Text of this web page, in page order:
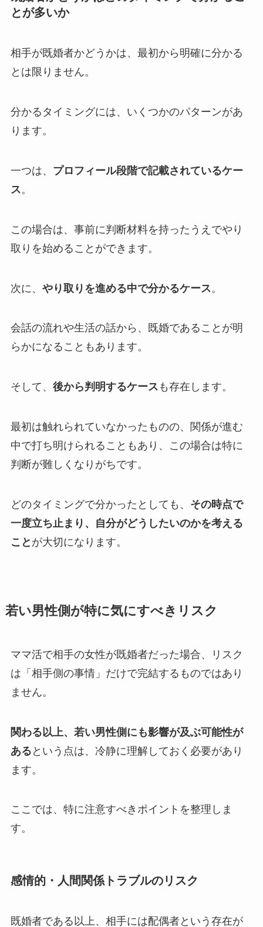
とが多いか
相手が既婚者かどうかは、最初から明確に分かる
とは限りません。
分かるタイミングには、いくつかのパターンがあ
ります。
一つは、 プロフィール段階で記載されているケー
ス。
この場合は、事前に判断材料を持ったうえでやり
取りを始めることができます。
次に、 やり取りを進める中で分かるケース。
会話の流れや生活の話から、既婚であることが明
らかになることもあります。
そして、 後から判明するケース も存在します。
最初は触れられていなかったものの、関係が進む
中で打ち明けられることもあり、この場合は特に
判断が難しくなりがちです。
どのタイミングで分かったとしても、 その時点で
一度立ち止まり、自分がどうしたいのかを考える
こと が大切になります。
若い男性側が特に気にすべきリスク
ママ活で相手の女性が既婚者だった場合、リスク
は「相手側の事情」だけで完結するものではあり
ません。
関わる以上、若い男性側にも影響が及ぶ可能性が
ある という点は、冷静に理解しておく必要があり
ます。
ここでは、特に注意すべきポイントを整理しま
す。
感情的・人間関係トラブルのリスク
既婚者である以上、相手には配偶者という存在が